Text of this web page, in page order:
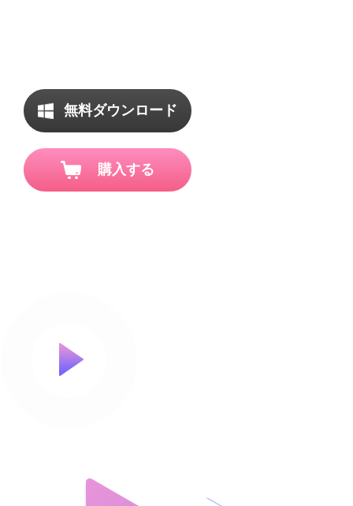
無料ダウンロード
購入する